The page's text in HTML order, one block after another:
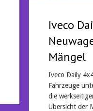
Iveco
Mängel
Iveco Daily
Fahrzeuge
die
Übersicht der